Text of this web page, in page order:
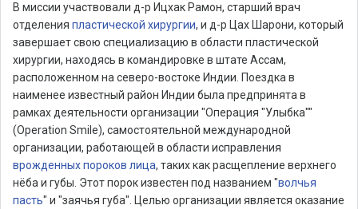
В миссии участвовали д-р Ицхак Рамон, старший врач
отделения пластической хирургии, и д-р Цах Шарони, который
завершает свою специализацию в области пластической
хирургии, находясь в командировке в штате Ассам,
расположенном на северо-востоке Индии. Поездка в
наименее известный район Индии была предпринята в
рамках деятельности организации "Операция "Улыбка""
(Operation Smile), самостоятельной международной
организации, работающей в области исправления
врожденных пороков лица, таких как расщепление верхнего
нёба и губы. Этот порок известен под названием "волчья
пасть" и "заячья губа". Целью организации является оказание